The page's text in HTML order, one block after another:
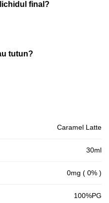
final?
tutun?
Caramel Latte
30ml
0mg ( 0% )
100%PG